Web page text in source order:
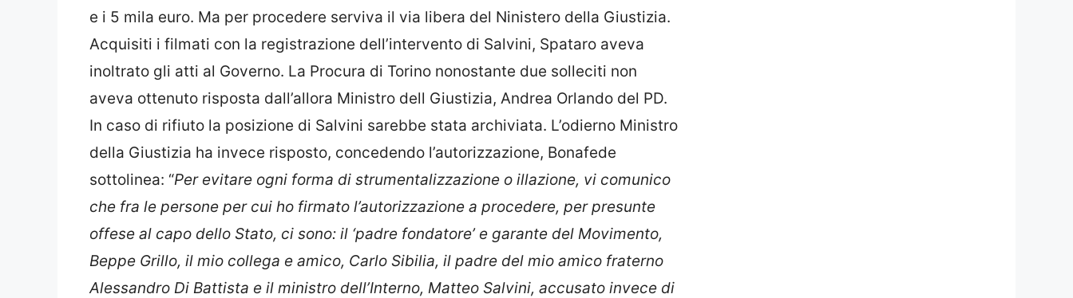
e i 5 mila euro. Ma per procedere serviva il via libera del Ninistero della Giustizia.
Acquisiti i filmati con la registrazione dell’intervento di Salvini, Spataro aveva
inoltrato gli atti al Governo. La Procura di Torino nonostante due solleciti non
aveva ottenuto risposta dall’allora Ministro dell Giustizia, Andrea Orlando del PD.
In caso di rifiuto la posizione di Salvini sarebbe stata archiviata. L’odierno Ministro
della Giustizia ha invece risposto, concedendo l’autorizzazione, Bonafede
sottolinea: “Per evitare ogni forma di strumentalizzazione o illazione, vi comunico
che fra le persone per cui ho firmato l’autorizzazione a procedere, per presunte
offese al capo dello Stato, ci sono: il ‘padre fondatore’ e garante del Movimento,
Beppe Grillo, il mio collega e amico, Carlo Sibilia, il padre del mio amico fraterno
Alessandro Di Battista e il ministro dell’Interno, Matteo Salvini, accusato invece di